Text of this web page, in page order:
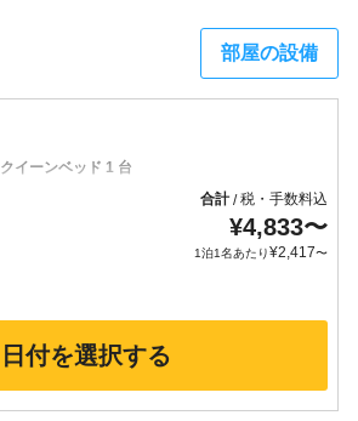
部屋の設備
クイーンベッド 1 台
合計/税・手数料込
¥4,833〜
1泊1名あたり¥2,417〜
日付を選択する